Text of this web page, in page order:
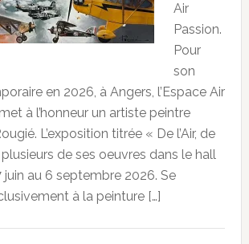
Air
Passion.
Pour
son
en 2026, à Angers, l’Espace Air
à l’honneur un artiste peintre
L’exposition titrée « De l’Air, de
plusieurs de ses oeuvres dans le hall
juin au 6 septembre 2026. Se
à la peinture […]